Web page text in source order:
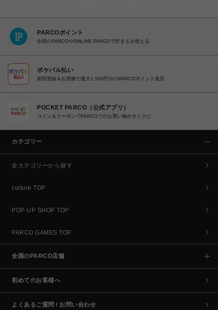
PARCOポイント
全国のPARCOやONLINE PARCOで貯まる＆使える
ポケパル払い
初回登録＆お買物で最大1,500円分のPARCOポイント進呈
POCKET PARCO（公式アプリ）
コイン＆クーポンでPARCOでのお買い物がオトクに
カテゴリー
全カテゴリーから探す
culture TOP
POP-UP SHOP TOP
PARCO GAMES TOP
全国のPARCO店舗
初めてのお客様へ
よくあるご質問 / お問い合わせ